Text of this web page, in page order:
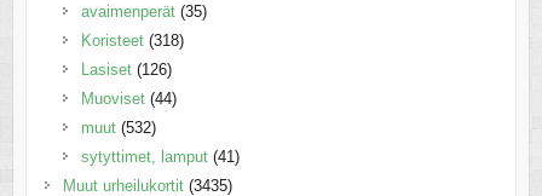
avaimenperät (35)
Koristeet (318)
Lasiset (126)
Muoviset (44)
muut (532)
sytyttimet, lamput (41)
Muut urheilukortit (3435)